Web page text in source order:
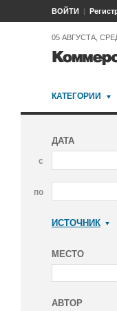
ВОЙТИ
05 АВГУСТА,
КАТЕГОРИИ
ДАТА
с
по
ИСТОЧНИК
МЕСТО
АВТОР